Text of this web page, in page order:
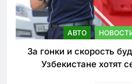
АВТО
За гонки и скорость
Узбекистане хотят